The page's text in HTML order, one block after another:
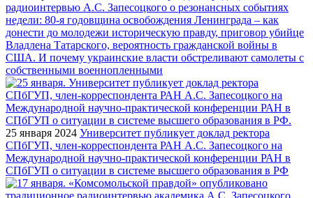
радиоинтервью А.С. Запесоцкого о резонансных событиях
недели: 80-я годовщина освобождения Ленинграда – как
донести до молодежи историческую правду, приговор убийце
Владлена Татарского, вероятность гражданской войны в
США. И почему украинские власти обстреливают самолеты с
собственными военнопленными
25 января 2024 Университет публикует доклад ректора
СПбГУП, член-корреспондента РАН А.С. Запесоцкого на
Международной научно-практической конференции РАН в
СПбГУП о ситуации в системе высшего образования в РФ